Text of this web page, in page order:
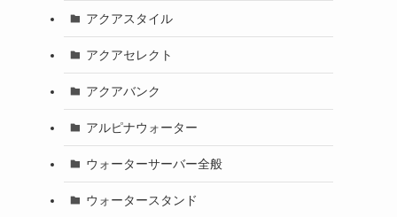
アクアスタイル
アクアセレクト
アクアバンク
アルピナウォーター
ウォーターサーバー全般
ウォータースタンド